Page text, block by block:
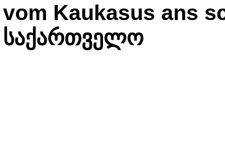
vom Kaukasus ans
საქართველო